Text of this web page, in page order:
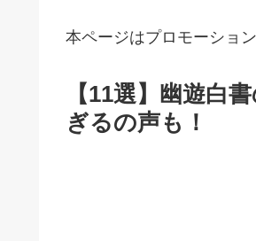
本ページはプロモーショ
【11選】幽遊白
ぎるの声も！